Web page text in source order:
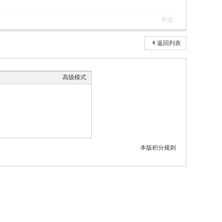
举报
返回列表
高级模式
本版积分规则